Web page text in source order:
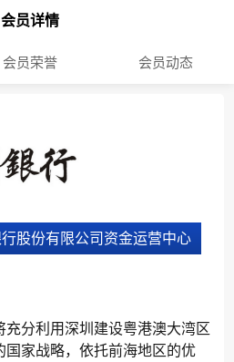
会员详情
会员荣誉 会员动态
股份有限公司资金运营中心
分利用深圳建设粤港澳大湾区
家战略，依托前海地区的优